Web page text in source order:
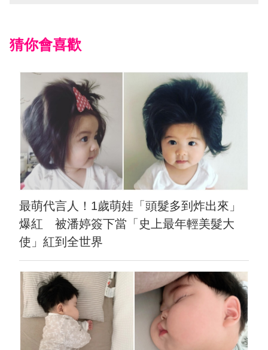
猜你會喜歡
最萌代言人！1歲萌娃「頭髮多到炸出來」
爆紅 被潘婷簽下當「史上最年輕美髮大
使」紅到全世界